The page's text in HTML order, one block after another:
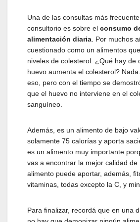
Una de las consultas más
consultorio es sobre el consumo
alimentación diaria . Por muchos
cuestionado como un alimentos
niveles de colesterol. ¿Qué hay de
huevo aumenta el colesterol?
eso, pero con el tiempo se
que el huevo no interviene en el
sanguíneo.
Además, es un alimento de bajo
solamente 75 calorías y aporta
es un alimento muy importante
vas a encontrar la mejor calidad
alimento puede aportar, además,
vitaminas, todas excepto la C, y
Para finalizar, recordá que en una